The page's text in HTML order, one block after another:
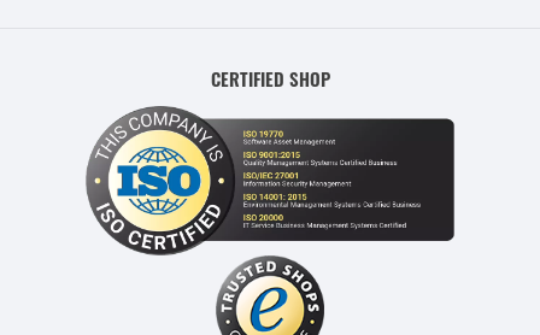
CERTIFIED SHOP